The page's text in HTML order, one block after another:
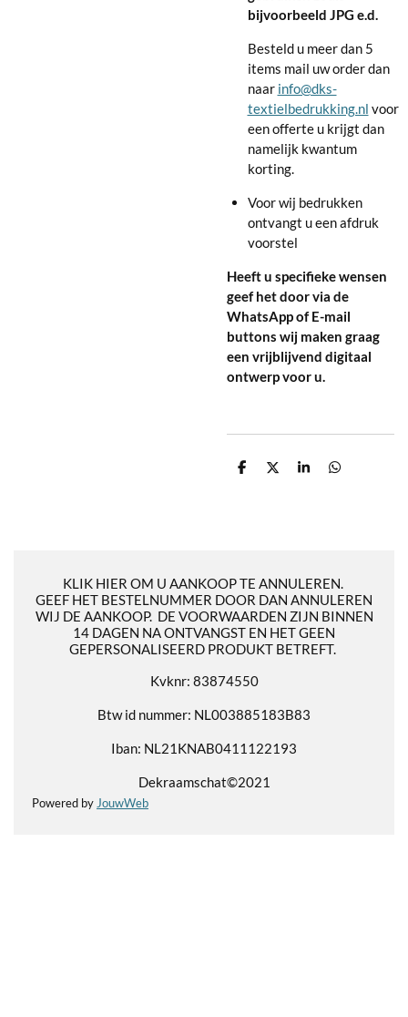
bijvoorbeeld JPG e.d.
Besteld u meer dan 5
items mail uw order dan
naar info@dks-
textielbedrukking.nl voor
een offerte u krijgt dan
namelijk kwantum
korting.
Voor wij bedrukken
ontvangt u een afdruk
voorstel
Heeft u specifieke wensen
geef het door via de
WhatsApp of E-mail
buttons wij maken graag
een vrijblijvend digitaal
ontwerp voor u.
D
D
S
D
KLIK HIER OM U AANKOOP TE ANNULEREN.
GEEF HET BESTELNUMMER DOOR DAN ANNULEREN
WIJ DE AANKOOP. DE VOORWAARDEN ZIJN BINNEN
14 DAGEN NA ONTVANGST EN HET GEEN
GEPERSONALISEERD PRODUKT BETREFT.
Kvknr: 83874550
Btw id nummer: NL003885183B83
Iban: NL21KNAB0411122193
Dekraamschat©2021
Powered by JouwWeb